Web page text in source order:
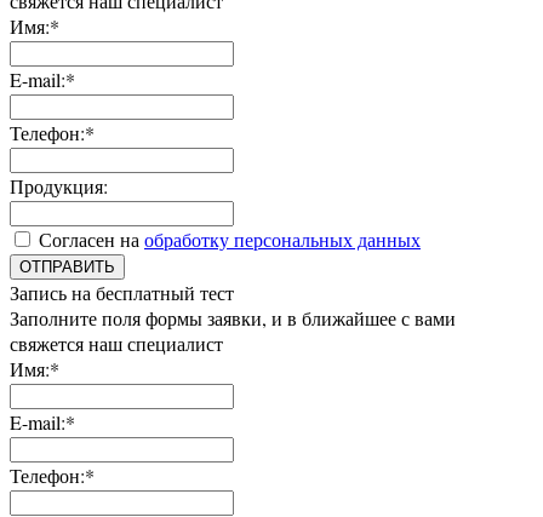
Имя:*
E-mail:*
Телефон:*
Продукция:
Согласен на обработку персональных данных
ОТПРАВИТЬ
Запись на бесплатный тест
Заполните поля формы заявки, и в ближайшее с вами
свяжется наш специалист
Имя:*
E-mail:*
Телефон:*